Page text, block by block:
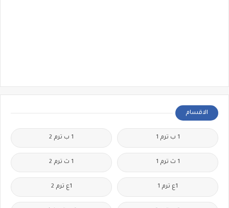
الاقسام
1 ب ترم 1 1 ب ترم 2
1 ث ترم 1 1 ث ترم 2
1ع ترم 1 1ع ترم 2